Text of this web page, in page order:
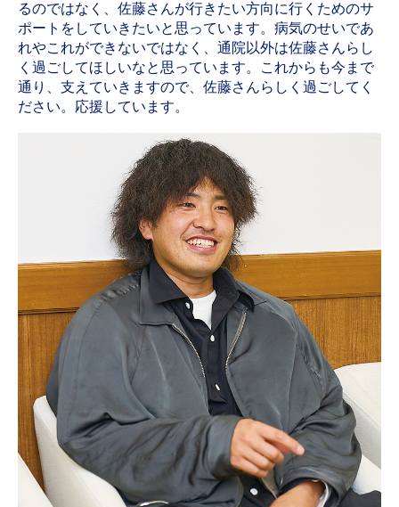
るのではなく、佐藤さんが行きたい方向に行くためのサ
ポートをしていきたいと思っています。病気のせいであ
れやこれができないではなく、通院以外は佐藤さんらし
く過ごしてほしいなと思っています。これからも今まで
通り、支えていきますので、佐藤さんらしく過ごしてく
ださい。応援しています。